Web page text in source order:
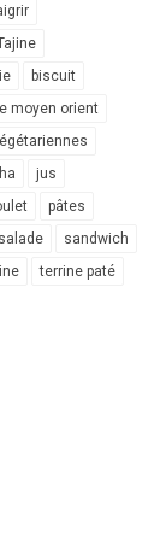
biscuit
moyen orient
jus
pâtes
salade
sandwich
terrine paté